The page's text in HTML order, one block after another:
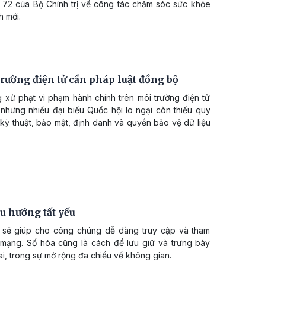
của Bộ Chính trị về công tác chăm sóc sức khỏe
mới.
điện tử cần pháp luật đồng bộ
xử phạt vi phạm hành chính trên môi trường điện tử
nhiều đại biểu Quốc hội lo ngại còn thiếu quy
thuật, bảo mật, định danh và quyền bảo vệ dữ liệu
hướng tất yếu
giúp cho công chúng dễ dàng truy cập và tham
Số hóa cũng là cách để lưu giữ và trưng bày
trong sự mở rộng đa chiều về không gian.